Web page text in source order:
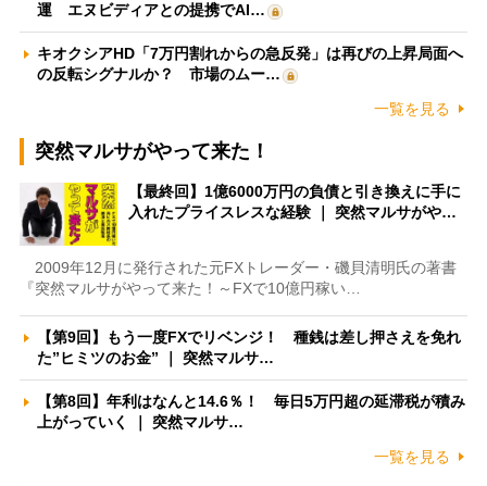
運 エヌビディアとの提携でAI…
キオクシアHD「7万円割れからの急反発」は再びの上昇局面へ
の反転シグナルか？ 市場のムー…
一覧を見る
突然マルサがやって来た！
【最終回】1億6000万円の負債と引き換えに手に
入れたプライスレスな経験 ｜ 突然マルサがや…
2009年12月に発行された元FXトレーダー・磯貝清明氏の著書
『突然マルサがやって来た！～FXで10億円稼い…
【第9回】もう一度FXでリベンジ！ 種銭は差し押さえを免れ
た”ヒミツのお金” ｜ 突然マルサ…
【第8回】年利はなんと14.6％！ 毎日5万円超の延滞税が積み
上がっていく ｜ 突然マルサ…
一覧を見る